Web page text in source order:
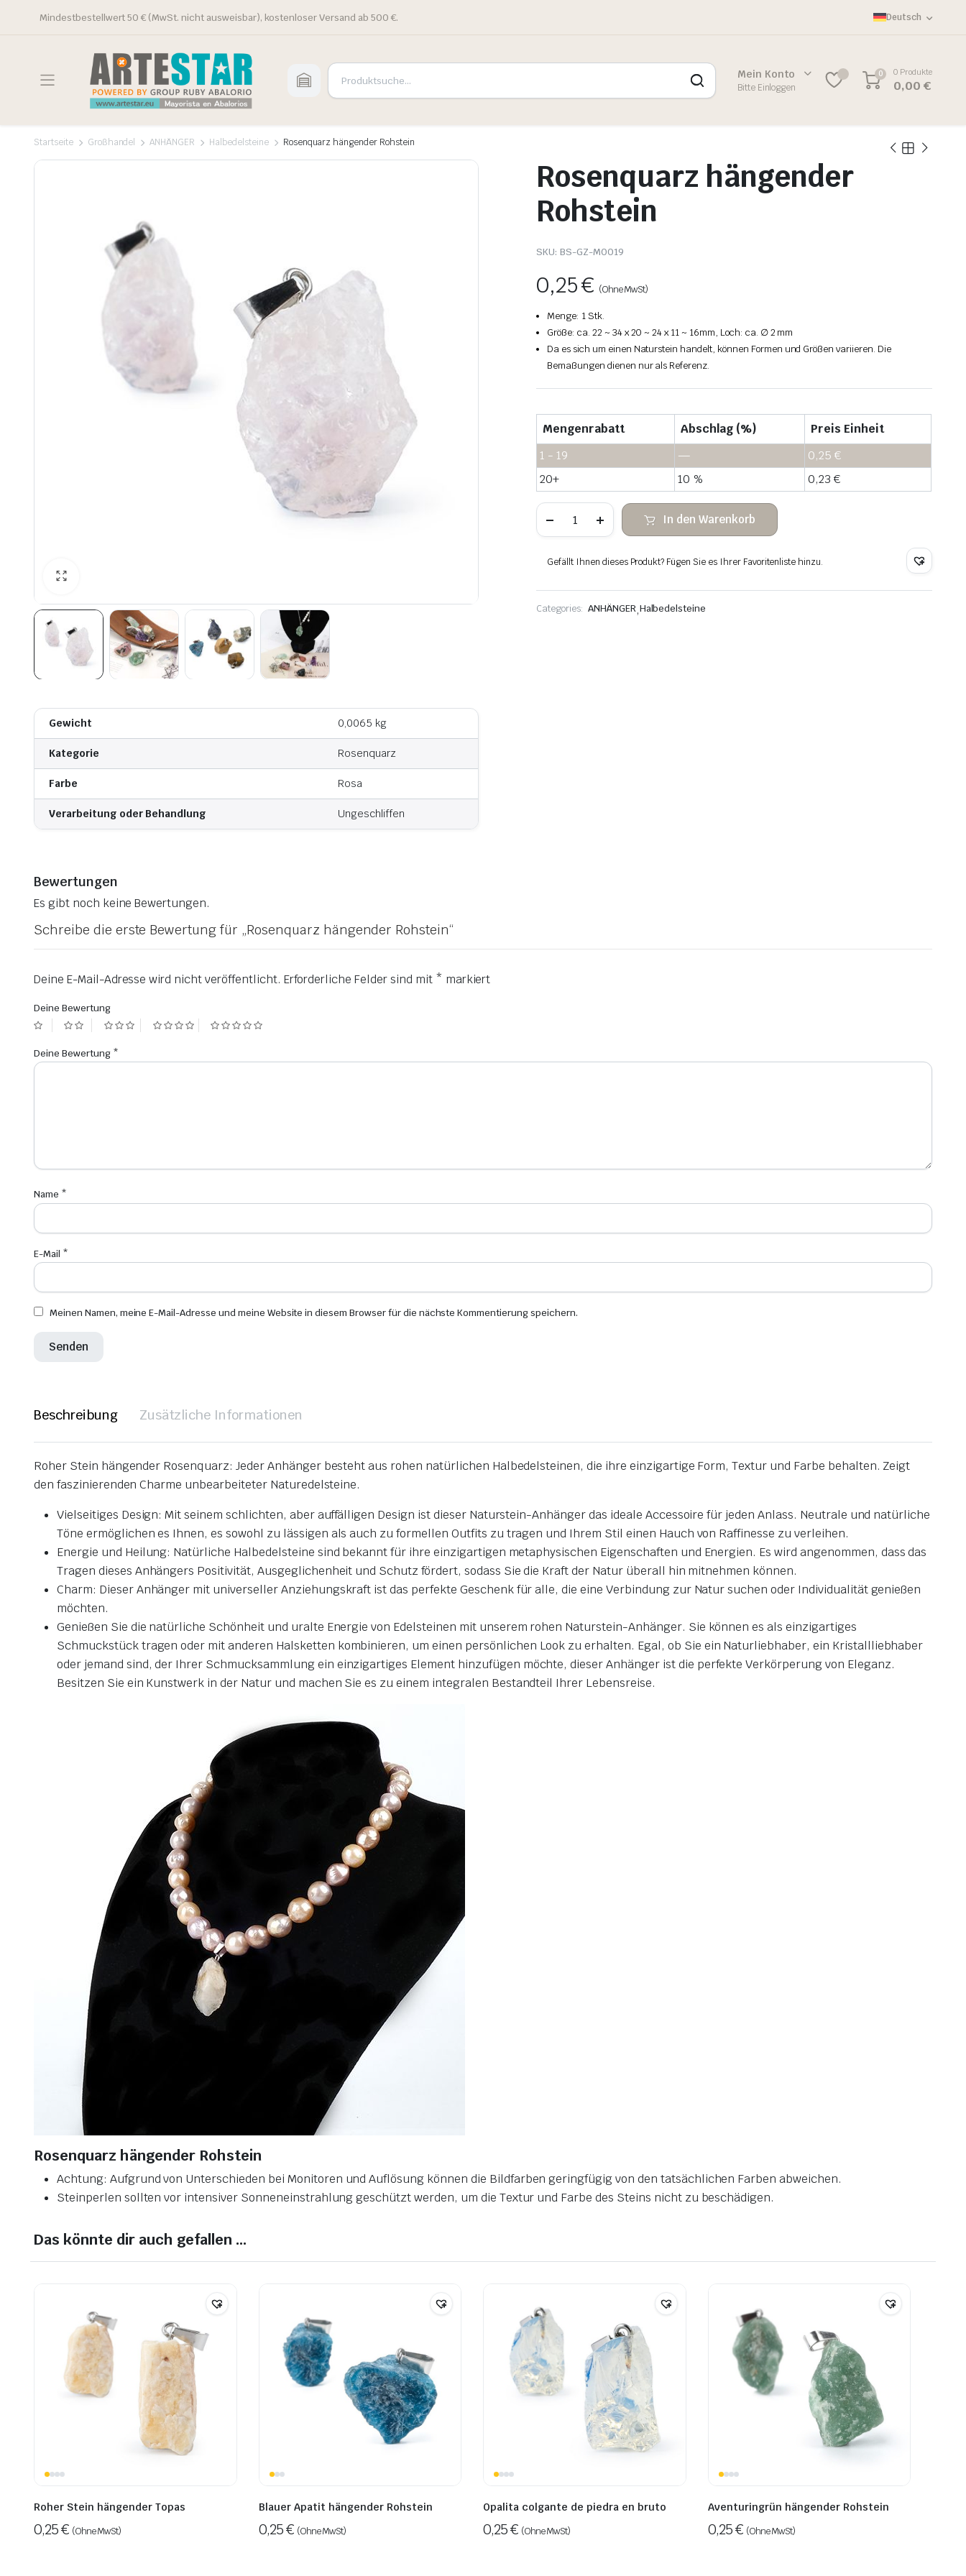
Mindestbestellwert 50 € (MwSt. nicht ausweisbar), kostenloser Versand ab 500 €. Deutsch
Mein Konto
Bitte Einloggen
0 0 Produkte
0,00€
Startseite Großhandel ANHÄNGER Halbedelsteine Rosenquarz hängender Rohstein
Gewicht 0,0065 kg
Kategorie Rosenquarz
Farbe Rosa
Verarbeitung oder Behandlung Ungeschliffen
Rosenquarz hängender
Rohstein
SKU: BS-GZ-M0019
0,25€ (Ohne MwSt)
Menge: 1 Stk.
Größe: ca. 22 ~ 34 x 20 ~ 24 x 11 ~ 16mm, Loch: ca. ∅ 2 mm
Da es sich um einen Naturstein handelt, können Formen und Größen variieren. Die
Bemaßungen dienen nur als Referenz.
Mengenrabatt Abschlag (%)
Preis Einheit
1 - 19
— 0,25€
20+
10 % 0,23€
Rosenquarz
hängender
Rohstein
In den Warenkorb
Gefällt Ihnen dieses Produkt? Fügen Sie es Ihrer Favoritenliste hinzu.
Categories: ANHÄNGER,Halbedelsteine
Bewertungen
Es gibt noch keine Bewertungen.
Schreibe die erste Bewertung für „Rosenquarz hängender Rohstein“
Deine E-Mail-Adresse wird nicht veröffentlicht. Erforderliche Felder sind mit * markiert
Deine Bewertung
Deine Bewertung *
Name *
E-Mail *
Meinen Namen, meine E-Mail-Adresse und meine Website in diesem Browser für die nächste Kommentierung speichern.
Beschreibung Zusätzliche Informationen
Roher Stein hängender Rosenquarz: Jeder Anhänger besteht aus rohen natürlichen Halbedelsteinen, die ihre einzigartige Form, Textur und Farbe behalten. Zeigt
den faszinierenden Charme unbearbeiteter Naturedelsteine.
Vielseitiges Design: Mit seinem schlichten, aber auffälligen Design ist dieser Naturstein-Anhänger das ideale Accessoire für jeden Anlass. Neutrale und natürliche
Töne ermöglichen es Ihnen, es sowohl zu lässigen als auch zu formellen Outfits zu tragen und Ihrem Stil einen Hauch von Raffinesse zu verleihen.
Energie und Heilung: Natürliche Halbedelsteine sind bekannt für ihre einzigartigen metaphysischen Eigenschaften und Energien. Es wird angenommen, dass das
Tragen dieses Anhängers Positivität, Ausgeglichenheit und Schutz fördert, sodass Sie die Kraft der Natur überall hin mitnehmen können.
Charm: Dieser Anhänger mit universeller Anziehungskraft ist das perfekte Geschenk für alle, die eine Verbindung zur Natur suchen oder Individualität genießen
möchten.
Genießen Sie die natürliche Schönheit und uralte Energie von Edelsteinen mit unserem rohen Naturstein-Anhänger. Sie können es als einzigartiges
Schmuckstück tragen oder mit anderen Halsketten kombinieren, um einen persönlichen Look zu erhalten. Egal, ob Sie ein Naturliebhaber, ein Kristallliebhaber
oder jemand sind, der Ihrer Schmucksammlung ein einzigartiges Element hinzufügen möchte, dieser Anhänger ist die perfekte Verkörperung von Eleganz.
Besitzen Sie ein Kunstwerk in der Natur und machen Sie es zu einem integralen Bestandteil Ihrer Lebensreise.
Rosenquarz hängender Rohstein
Achtung: Aufgrund von Unterschieden bei Monitoren und Auflösung können die Bildfarben geringfügig von den tatsächlichen Farben abweichen.
Steinperlen sollten vor intensiver Sonneneinstrahlung geschützt werden, um die Textur und Farbe des Steins nicht zu beschädigen.
Das könnte dir auch gefallen …
Roher Stein hängender Topas
0,25€ (Ohne MwSt)
Blauer Apatit hängender Rohstein
0,25€ (Ohne MwSt)
Opalita colgante de piedra en bruto
0,25€ (Ohne MwSt)
Aventuringrün hängender Rohstein
0,25€ (Ohne MwSt)